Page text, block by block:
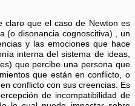
claro que el caso de Newton es
(o disonancia cognoscitiva) , un
y las emociones que hace
interna del sistema de ideas,
que percibe una persona que
que están en conflicto, o
conflicto con sus creencias. Es
de incompatibilidad de